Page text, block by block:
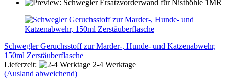
Schwegler Geruchsstoff zur Marder-, Hunde- und Katzenabwehr,
150ml Zerstäuberflasche
Lieferzeit:
2-4 Werktage
(Ausland abweichend)